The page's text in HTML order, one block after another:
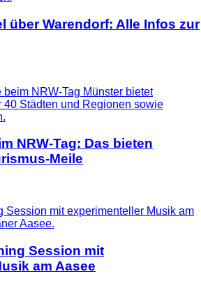
über Warendorf: Alle Infos zur
NRW-Tag: Das bieten
Meile
Session mit
am Aasee